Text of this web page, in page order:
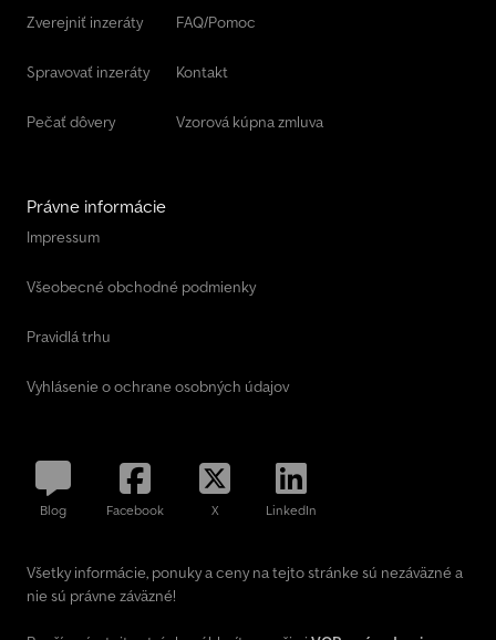
Zverejniť inzeráty
Spravovať inzeráty
Pečať dôvery
FAQ/Pomoc
Kontakt
Vzorová kúpna zmluva
Právne informácie
Impressum
Všeobecné obchodné podmienky
Pravidlá trhu
Vyhlásenie o ochrane osobných údajov
Blog Facebook X LinkedIn
Všetky informácie, ponuky a ceny na tejto stránke sú nezáväzné a
nie sú právne záväzné!